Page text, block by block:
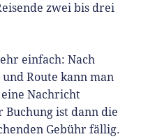
zwei bis drei
einfach: Nach
Route kann man
Nachricht
Buchung ist dann die
Gebühr fällig.